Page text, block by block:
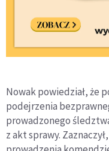
Nowak powiedział, że
podejrzenia
prowadzonego
z akt sprawy.